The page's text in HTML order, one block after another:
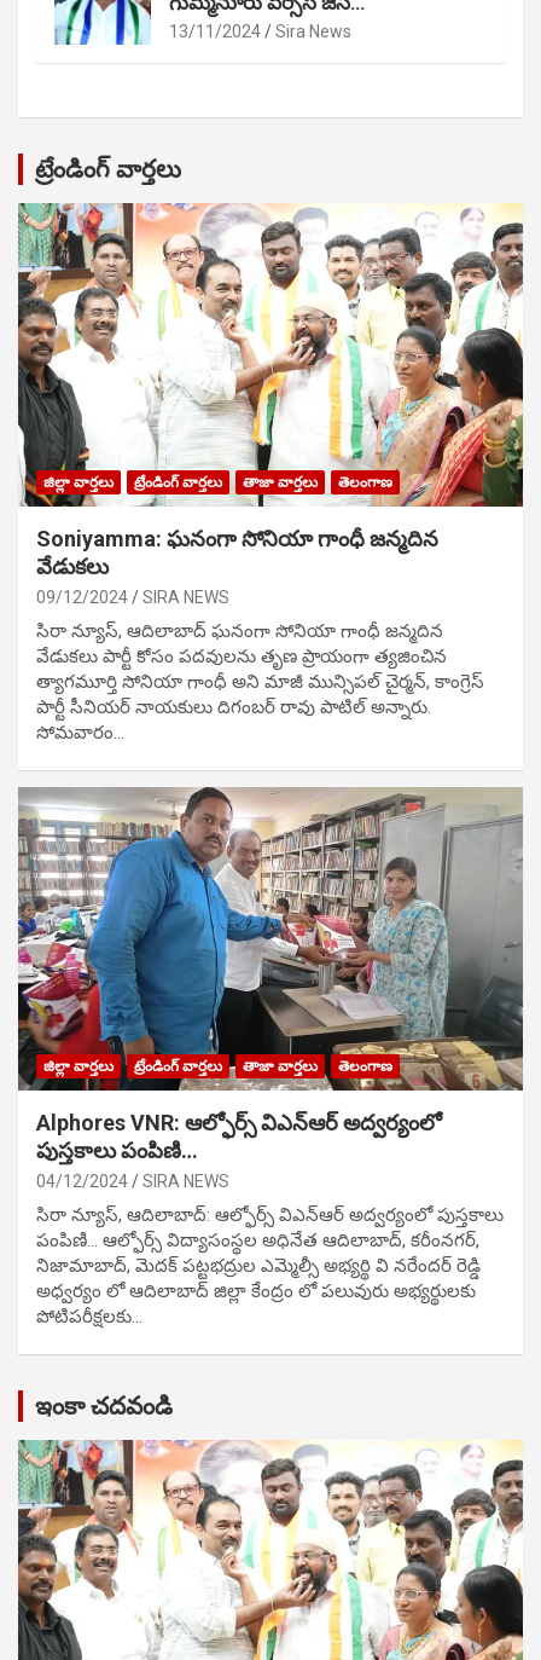
13/11/2024 Sira News
ట్రేండింగ్ వార్తలు
జిల్లా వార్తలు ట్రేండింగ్ వార్తలు తాజా వార్తలు తెలంగాణ
Soniyamma: ఘ‌నంగా సోనియా గాంధీ జ‌న్మ‌దిన
వేడుక‌లు
09/12/2024 SIRA NEWS
సిరా న్యూస్, ఆదిలాబాద్ ఘ‌నంగా సోనియా గాంధీ జ‌న్మ‌దిన
వేడుక‌లు పార్టీ కోసం ప‌ద‌వుల‌ను తృణ ప్రాయంగా త్య‌జించిన
త్యాగమూర్తి సోనియా గాంధీ అని మాజీ మున్సిప‌ల్ చైర్మ‌న్, కాంగ్రెస్
పార్టీ సీనియ‌ర్ నాయ‌కులు దిగంబ‌ర్ రావు పాటిల్ అన్నారు.
సోమవారం…
జిల్లా వార్తలు ట్రేండింగ్ వార్తలు తాజా వార్తలు తెలంగాణ
Alphores VNR: ఆల్ఫోర్స్ విఎన్ఆర్ అద్వర్యంలో
పుస్తకాలు పంపిణి…
04/12/2024 SIRA NEWS
సిరా న్యూస్, ఆదిలాబాద్: ఆల్ఫోర్స్ విఎన్ఆర్ అద్వర్యంలో పుస్తకాలు
పంపిణి… ఆల్ఫోర్స్ విద్యాసంస్థల అధినేత ఆదిలాబాద్, కరీంనగర్,
నిజామాబాద్, మెదక్ పట్టభద్రుల ఎమ్మెల్సీ అభ్యర్థి వి నరేందర్ రెడ్డి
అధ్వర్యం లో ఆదిలాబాద్ జిల్లా కేంద్రం లో పలువురు అభ్యర్థులకు
పోటిప‌రీక్ష‌ల‌కు…
ఇంకా చదవండి